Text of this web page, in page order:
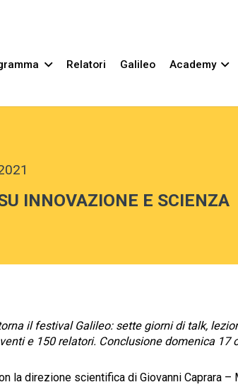
Relatori Galileo Academy
INNOVAZIONE E SCIENZA
il festival Galileo: sette giorni di talk,
e 150 relatori. Conclusione domenica 17
la direzione scientifica di Giovanni Caprara –